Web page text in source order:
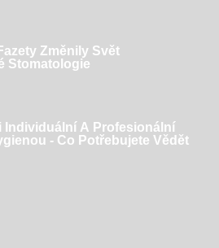
Změnily Svět
Stomatologie
Individuální A Profesionální
- Co Potřebujete Vědět